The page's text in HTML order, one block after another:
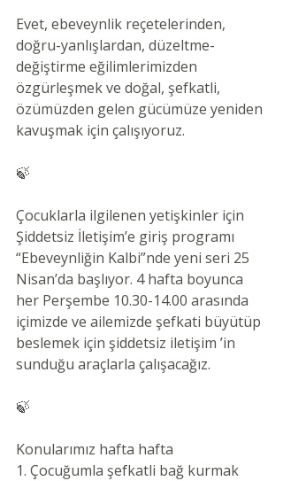
Evet, ebeveynlik reçetelerinden,
doğru-yanlışlardan, düzeltme-
değiştirme eğilimlerimizden
özgürleşmek ve doğal, şefkatli,
özümüzden gelen gücümüze yeniden
kavuşmak için çalışıyoruz.
🍃
Çocuklarla ilgilenen yetişkinler için
Şiddetsiz İletişim’e giriş programı
“Ebeveynliğin Kalbi”nde yeni seri 25
Nisan’da başlıyor. 4 hafta boyunca
her Perşembe 10.30-14.00 arasında
içimizde ve ailemizde şefkati büyütüp
beslemek için şiddetsiz iletişim ’in
sunduğu araçlarla çalışacağız.
🍃
Konularımız hafta hafta
1. Çocuğumla şefkatli bağ kurmak